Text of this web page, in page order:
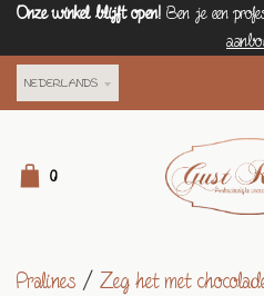
Onze winkel blijft open! Ben je een
NEDERLANDS
0
Pralines / Zeg het met